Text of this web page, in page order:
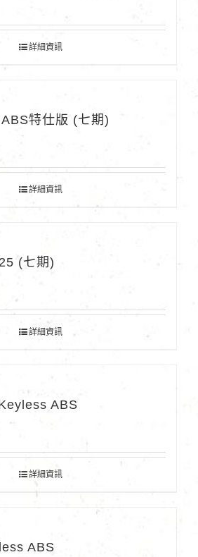
詳細資訊
特仕版 (七期)
詳細資訊
(七期)
詳細資訊
ABS
詳細資訊
ABS